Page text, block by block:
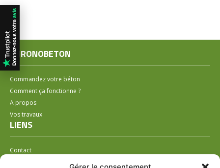
CHRONOBETON
Commandez votre béton
Comment ça fonctionne ?
A propos
Vos travaux
LIENS
Contact